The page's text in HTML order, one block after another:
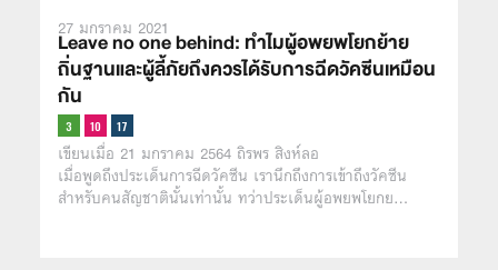
27 มกราคม 2021
Leave no one behind: ทำไมผู้อพยพโยกย้าย
ถิ่นฐานและผู้ลี้ภัยถึงควรได้รับการฉีดวัคซีนเหมือน
กัน
เขียนเมื่อ 21 มกราคม 2564 ถิรพร สิงห์ลอ
เมื่อพูดถึงประเด็นการฉีดวัคซีน เรานึกถึงการเข้าถึงวัคซีน
สำหรับคนสัญชาตินั้นเท่านั้น ทว่าประเด็นผู้อพยพโยกย…